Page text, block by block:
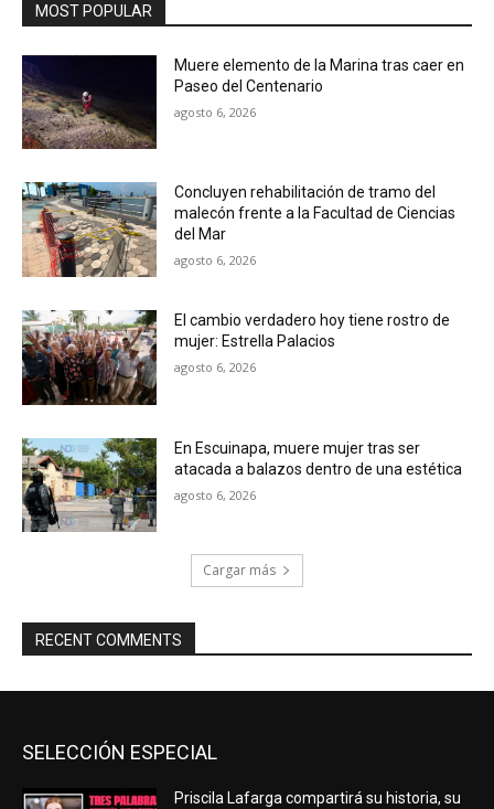
MOST POPULAR
Muere elemento de la Marina tras caer en
Paseo del Centenario
agosto 6, 2026
Concluyen rehabilitación de tramo del
malecón frente a la Facultad de Ciencias
del Mar
agosto 6, 2026
El cambio verdadero hoy tiene rostro de
mujer: Estrella Palacios
agosto 6, 2026
En Escuinapa, muere mujer tras ser
atacada a balazos dentro de una estética
agosto 6, 2026
Cargar más
RECENT COMMENTS
SELECCIÓN ESPECIAL
Priscila Lafarga compartirá su historia, su